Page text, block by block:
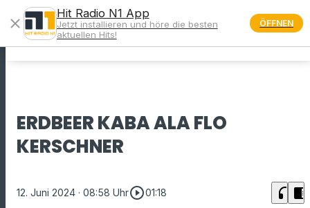
menu
ERDBEER KABA ALA FLO
KERSCHNER
12. Juni 2024 · 08:58 Uhrplay_circle_outline01:18 headphones chrome_reader_mode
close
Hit Radio N1 App
Jetzt installieren und höre die besten
aktuellen Hits!
ÖFFNEN